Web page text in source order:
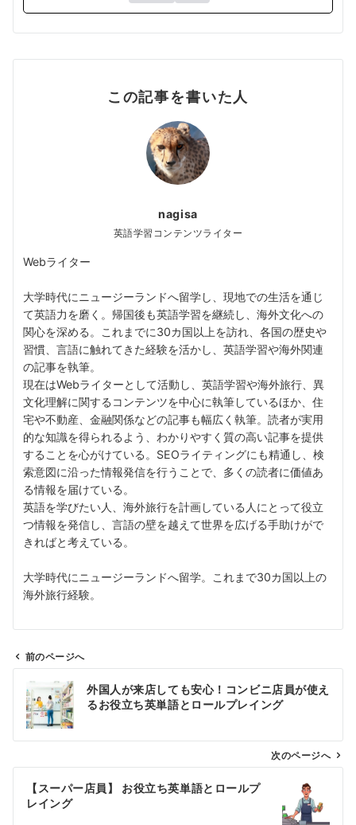
この記事を書いた人
nagisa
英語学習コンテンツライター
Webライター
大学時代にニュージーランドへ留学し、現地での生活を通じ
て英語力を磨く。帰国後も英語学習を継続し、海外文化への
関心を深める。これまでに30カ国以上を訪れ、各国の歴史や
習慣、言語に触れてきた経験を活かし、英語学習や海外関連
の記事を執筆。
現在はWebライターとして活動し、英語学習や海外旅行、異
文化理解に関するコンテンツを中心に執筆しているほか、住
宅や不動産、金融関係などの記事も幅広く執筆。読者が実用
的な知識を得られるよう、わかりやすく質の高い記事を提供
することを心がけている。SEOライティングにも精通し、検
索意図に沿った情報発信を行うことで、多くの読者に価値あ
る情報を届けている。
英語を学びたい人、海外旅行を計画している人にとって役立
つ情報を発信し、言語の壁を越えて世界を広げる手助けがで
きればと考えている。
大学時代にニュージーランドへ留学。これまで30カ国以上の
海外旅行経験。
ビ
前のページへ
外国人が来店しても安心！コンビニ店員が使え
るお役立ち英単語とロールプレイング
次のページへ
【スーパー店員】 お役立ち英単語とロールプ
レイング